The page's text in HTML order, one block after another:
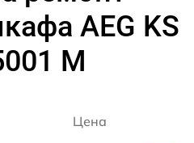
AEG KS
M
Цена